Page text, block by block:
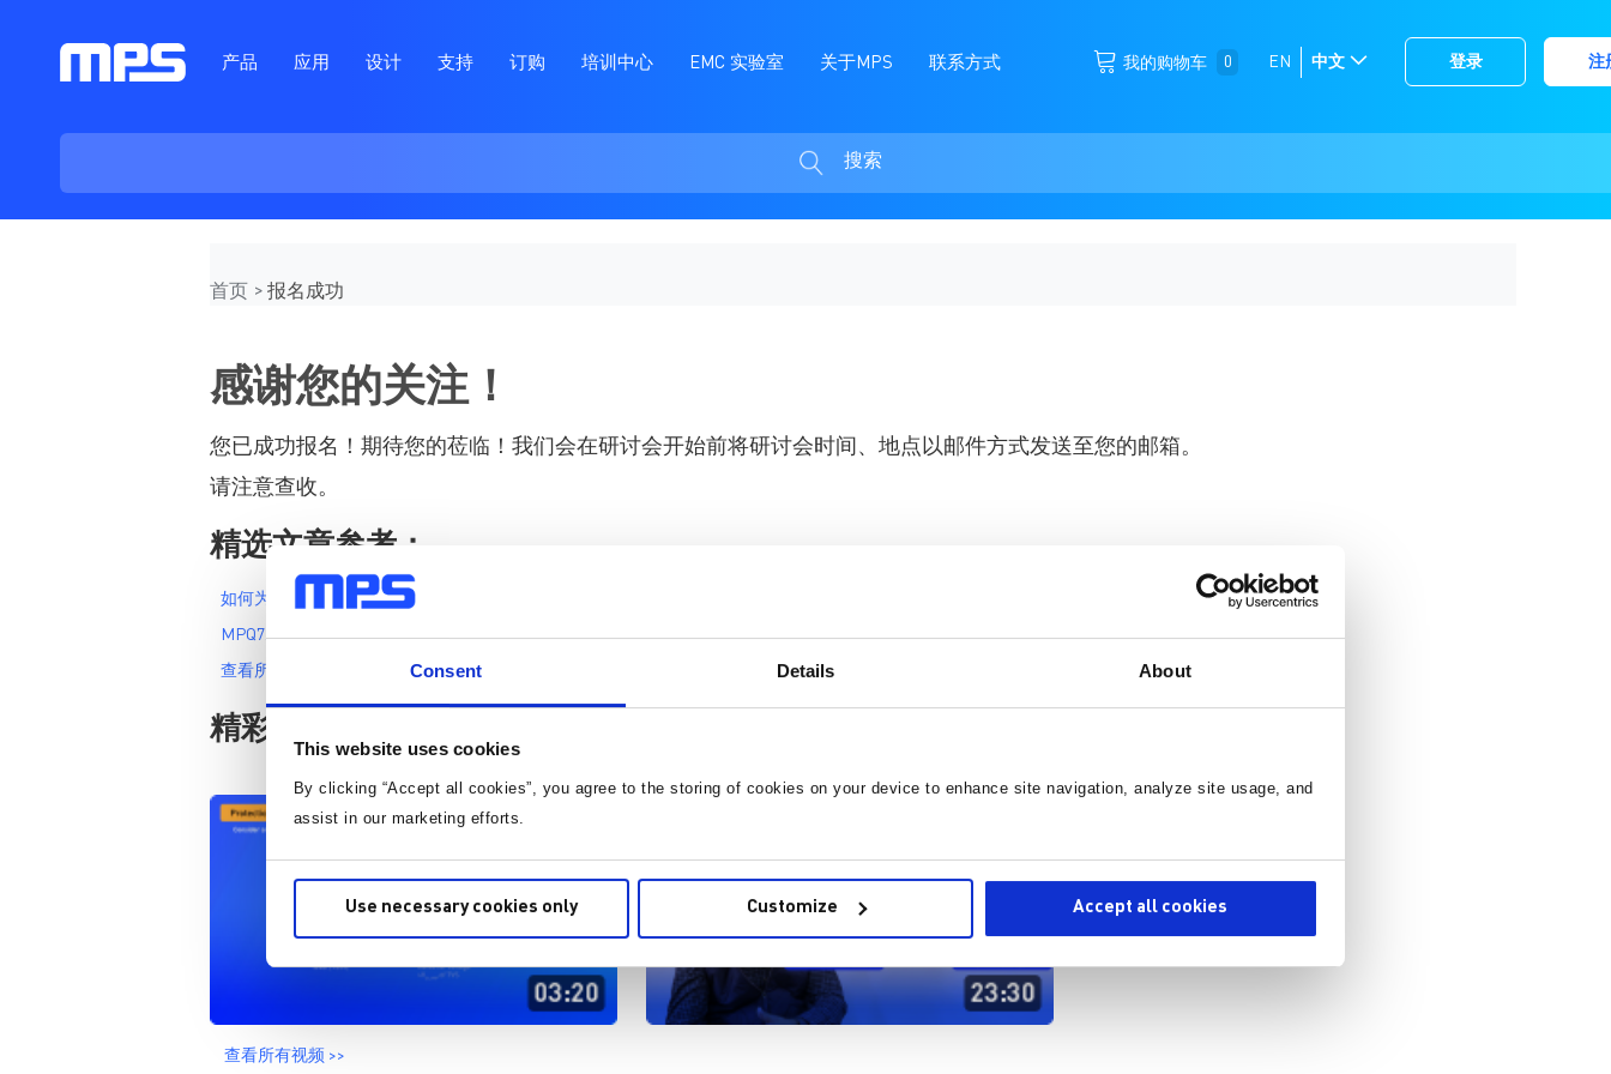
Consent Details About
This website uses cookies
By clicking “Accept all cookies”, you agree to the storing of cookies on your device to enhance site navigation, analyze site usage, and
assist in our marketing efforts.
Use necessary cookies only Customize Accept all cookies
产品 应用 设计 支持 订购 培训中心 EMC 实验室 关于MPS 联系方式 我的购物车 0 登录 注
跳
到
EN
选
中文
搜索
首页 报名成功
感谢您的关注！
您已成功报名！期待您的莅临！我们会在研讨会开始前将研讨会时间、地点以邮件方式发送至您的邮箱。
请注意查收。
精选文章参考：
如何为汽车应用选择合适的开关频率
MPQ7221尾灯参考设计
查看所有技术文章 >>
精彩视频：
查看所有视频 >>